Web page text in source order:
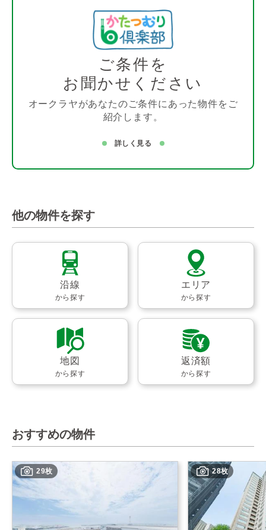
ご条件を
お聞かせください
オークラヤがあなたのご条件にあった物件をご
紹介します。
詳しく見る
他の物件を探す
沿線
から探す
エリア
から探す
地図
から探す
返済額
から探す
おすすめの物件
29枚 28枚